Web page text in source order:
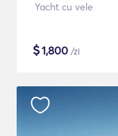
Yacht cu vele
$1,800 /zi